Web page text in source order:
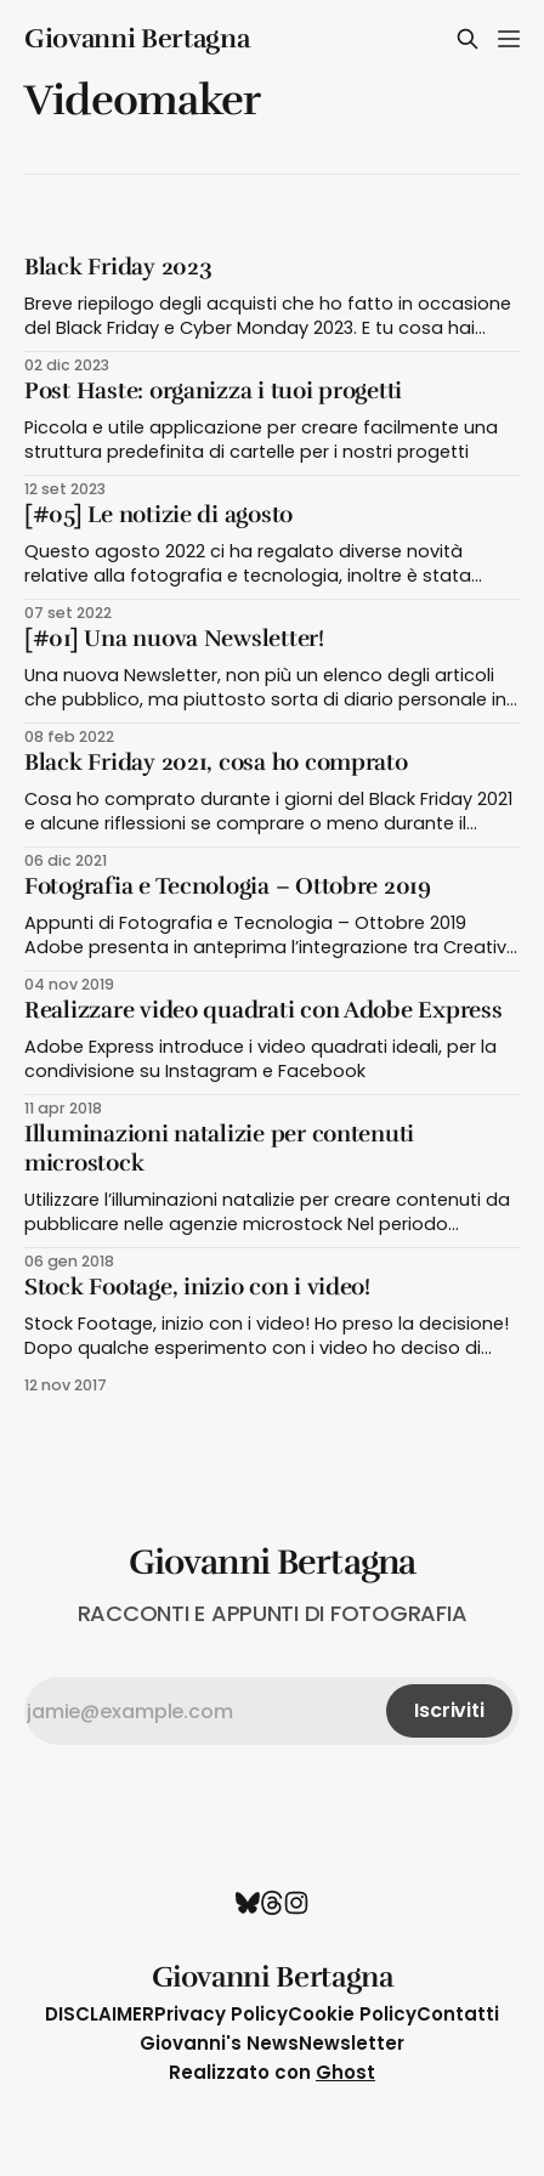
Giovanni Bertagna
Videomaker
Black Friday 2023
Breve riepilogo degli acquisti che ho fatto in occasione
del Black Friday e Cyber Monday 2023. E tu cosa hai
02 dic 2023
Post Haste: organizza i tuoi progetti
Piccola e utile applicazione per creare facilmente una
struttura predefinita di cartelle per i nostri progetti
12 set 2023
[#05] Le notizie di agosto
Questo agosto 2022 ci ha regalato diverse novità
relative alla fotografia e tecnologia, inoltre è stata
07 set 2022
[#01] Una nuova Newsletter!
Una nuova Newsletter, non più un elenco degli articoli
che pubblico, ma piuttosto sorta di diario personale in
periodo indicativo di circa un mese
08 feb 2022
Black Friday 2021, cosa ho comprato
Cosa ho comprato durante i giorni del Black Friday 2021
e alcune riflessioni se comprare o meno durante il
06 dic 2021
Fotografia e Tecnologia – Ottobre 2019
Appunti di Fotografia e Tecnologia – Ottobre 2019
Adobe presenta in anteprima l’integrazione tra Creative
Desktop, Adobe i requisiti minimi e nuovi driver NVIDIA |
Flickr presenta la sezione Eventi | Pubblicato un nuovo
video su YouTube
04 nov 2019
Realizzare video quadrati con Adobe Express
Adobe Express introduce i video quadrati ideali, per la
condivisione su Instagram e Facebook
11 apr 2018
Illuminazioni natalizie per contenuti
microstock
Utilizzare l’illuminazioni natalizie per creare contenuti da
pubblicare nelle agenzie microstock Nel periodo
sono illuminate da piccole luci che creano effetti
luminosi a volte molto interessanti. Perché non utilizzare
questa particolare illuminazione per creare foto e video
microstock? Ispirazione per
06 gen 2018
Stock Footage, inizio con i video!
Stock Footage, inizio con i video! Ho preso la decisione!
Dopo qualche esperimento con i video ho deciso di
aumentare i guadagni con le agenzie microstock Da
12 nov 2017
Giovanni Bertagna
RACCONTI E APPUNTI DI FOTOGRAFIA
Iscriviti
Giovanni Bertagna
DISCLAIMERPrivacy PolicyCookie PolicyContatti
Giovanni's NewsNewsletter
Realizzato con Ghost